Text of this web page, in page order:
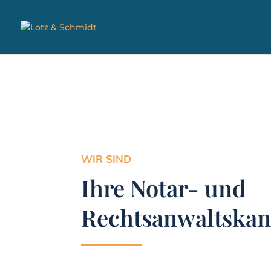
WIR SIND
Ihre Notar- und